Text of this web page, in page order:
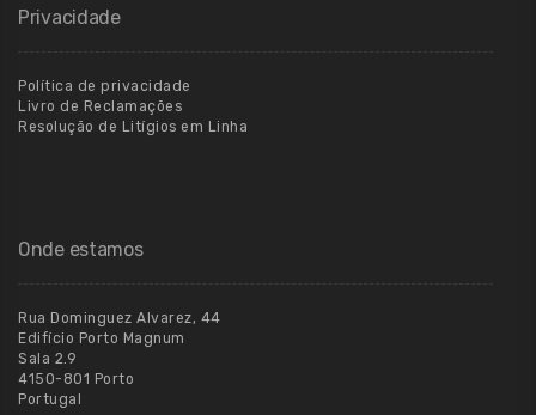
Privacidade
Política de privacidade
Livro de Reclamações
Resolução de Litígios em Linha
Onde estamos
Rua Dominguez Alvarez, 44
Edifício Porto Magnum
Sala 2.9
4150-801 Porto
Portugal